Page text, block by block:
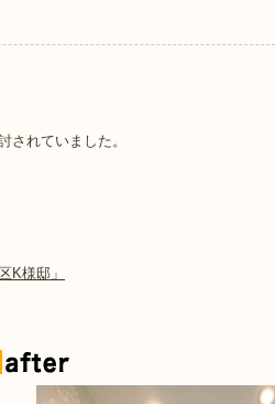
されていました。
K様邸」